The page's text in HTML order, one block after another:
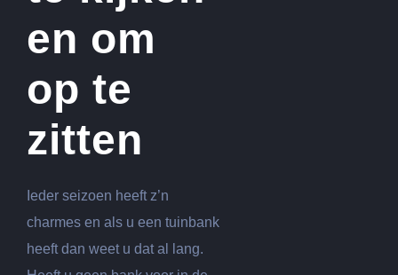
en om
op te
zitten
Ieder seizoen heeft z’n
charmes en als u een tuinbank
heeft dan weet u dat al lang.